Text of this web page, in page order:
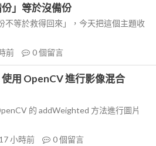
」等於沒備份
不等於救得回來」，今天把這個主題收
前 0個留言
用 OpenCV 進行影像混合
的 addWeighted 方法進行圖片
17 小時前 0個留言